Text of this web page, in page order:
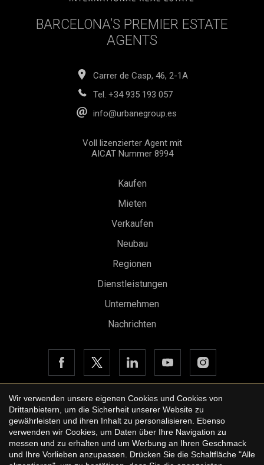
BARCELONA’S PREMIER ESTATE
AGENTS
Carrer de Casp, 46, 2-1A
Tel. +34 935 193 057
info@urbanegroup.es
Voll lizenzierter Agent mit
AICAT Nummer 8994
Kaufen
Mieten
Verkaufen
Neubau
Regionen
Dienstleistungen
Unternehmen
Nachrichten
Copyright © 2026 Urbane International Real Estate
Rechtshinweis der Website
Datenschutzbestimmungen
Wir verwenden unsere eigenen Cookies und Cookies von
Drittanbietern, um die Sicherheit unserer Website zu
gewährleisten und ihren Inhalt zu personalisieren. Ebenso
verwenden wir Cookies, um Daten über Ihre Navigation zu
messen und zu erhalten und um Werbung an Ihren Geschmack
und Ihre Vorlieben anzupassen. Drücken Sie die Schaltfläche "Alle
Konfiguration speichern Alle akzeptieren